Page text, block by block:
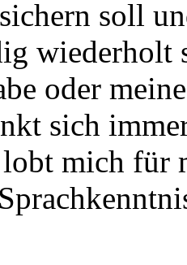
soll
wiederholt
oder
sich
mich für